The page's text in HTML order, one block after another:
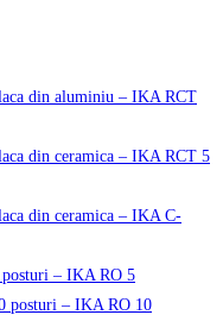
din aluminiu – IKA RCT
din ceramica – IKA RCT 5
din ceramica – IKA C-
– IKA RO 5
posturi – IKA RO 10